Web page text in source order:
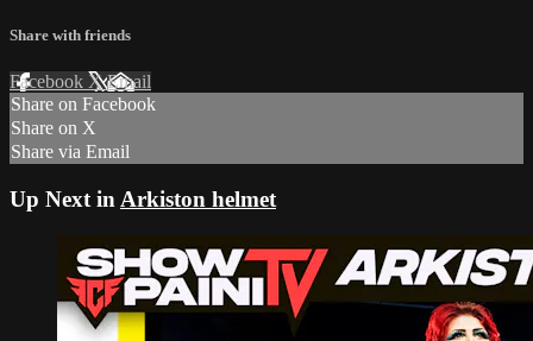
Share with friends
Facebook XEmail
Share on Facebook
Share on X
Share via Email
Up Next in Arkiston helmet